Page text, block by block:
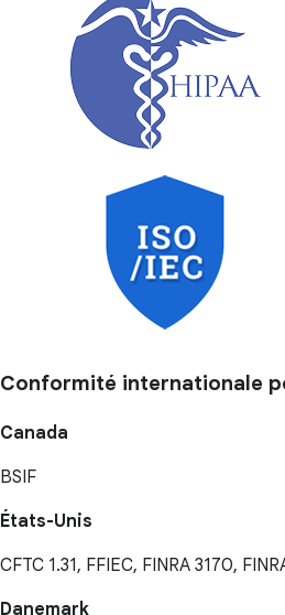
Conformité internationale
Canada
BSIF
États-Unis
CFTC 1.31, FFIEC, FINRA 3170,
Danemark